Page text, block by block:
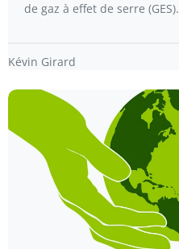
de gaz à effet de serre (GES).
Kévin Girard